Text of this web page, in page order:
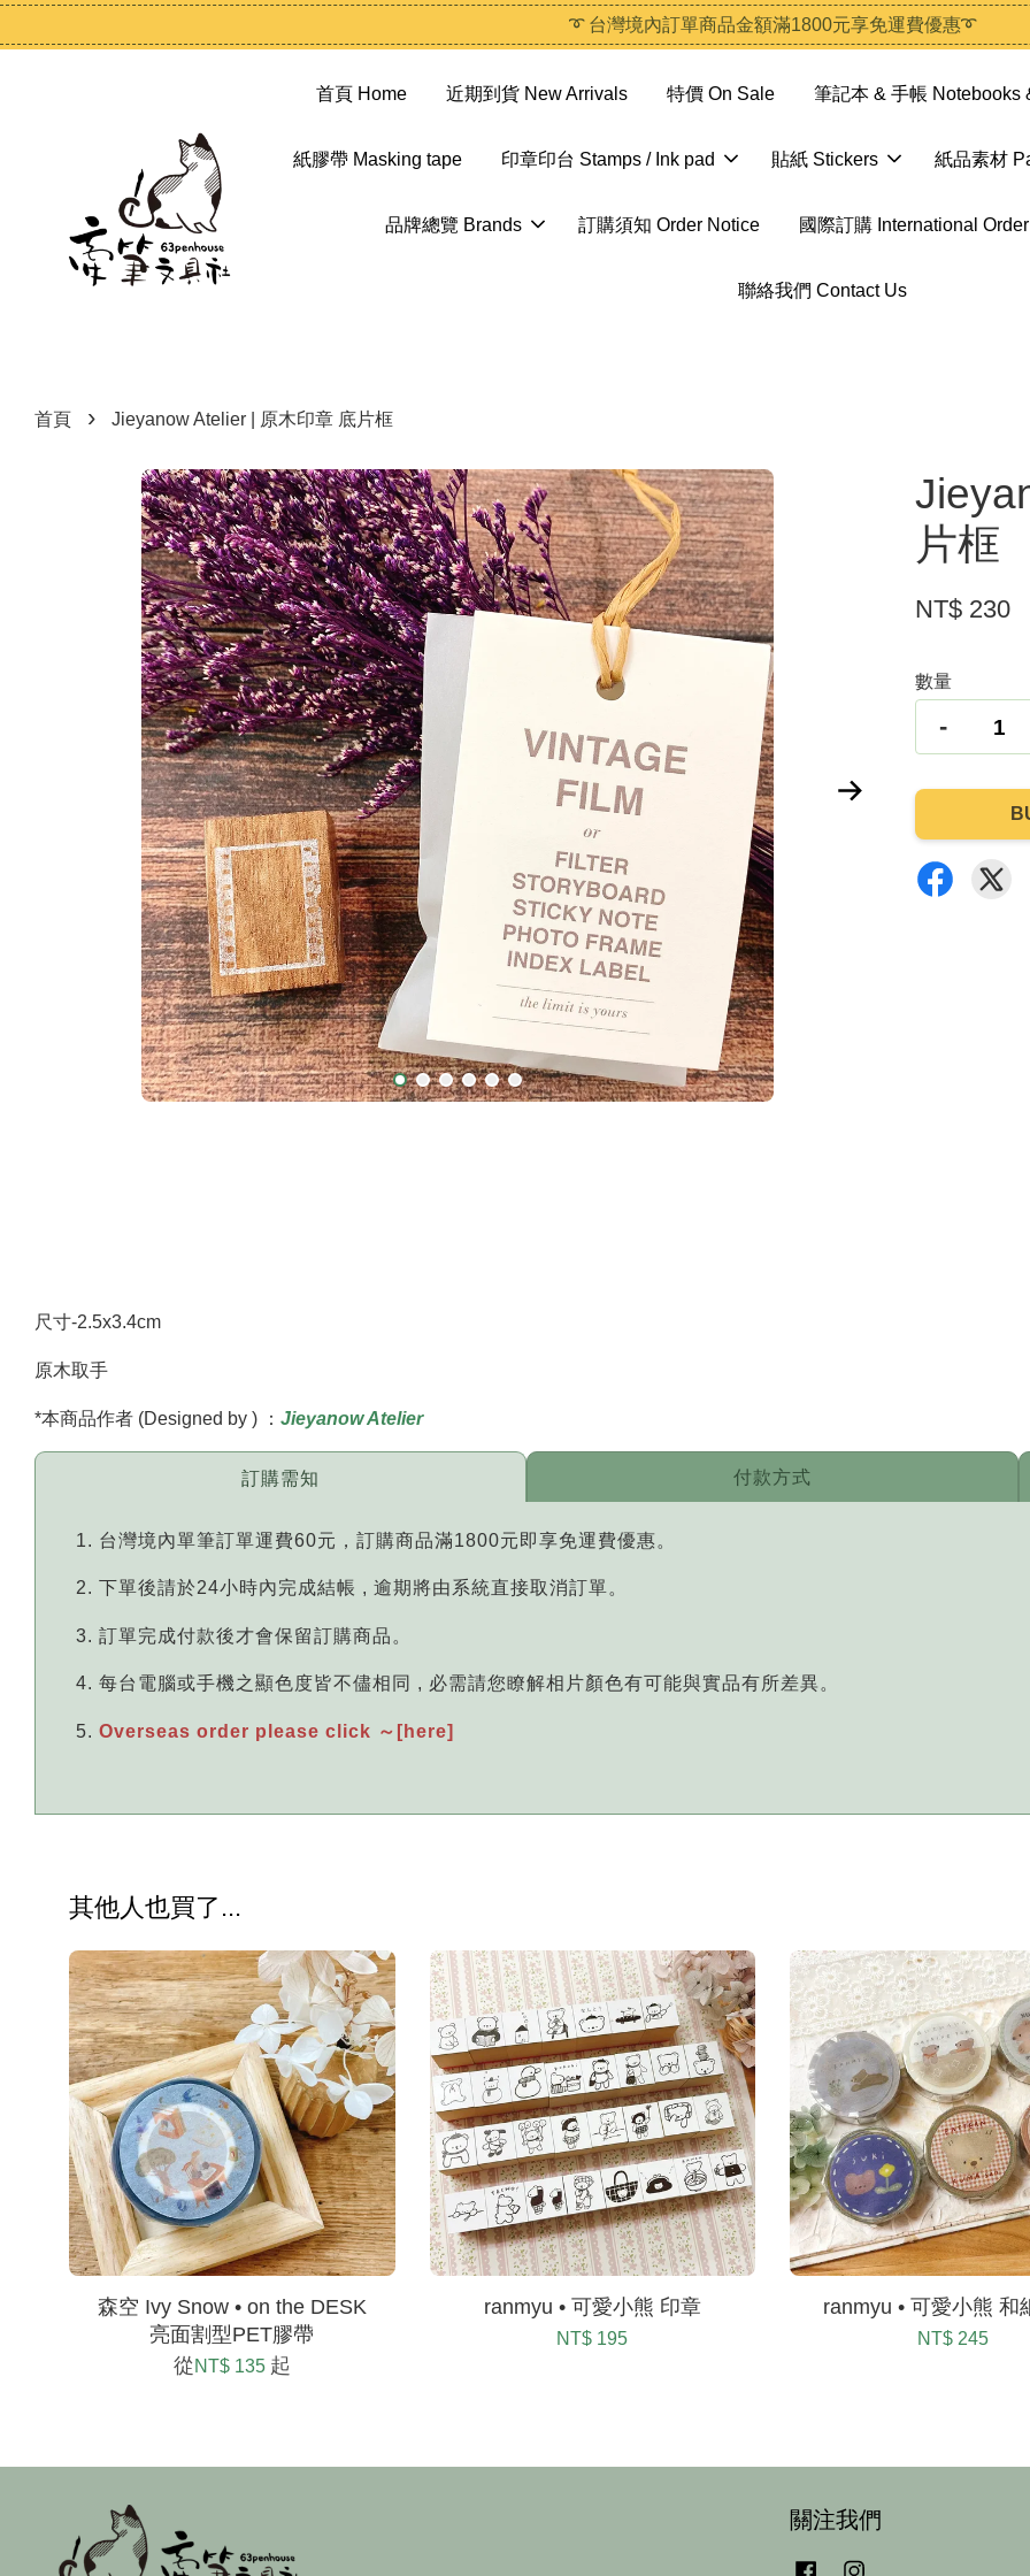
➰ 台灣境內訂單商品金額滿1800元享免運費優惠➰
首頁 Home 近期到貨 New Arrivals 特價 On Sale 筆記本 & 手帳 Notebooks
紙膠帶 Masking tape 印章印台 Stamps / Ink pad 貼紙 Stickers 紙品素材
品牌總覽 Brands 訂購須知 Order Notice 國際訂購 International Order
聯絡我們 Contact Us
首頁 › Jieyanow Atelier | 原木印章 底片框
片框
NT$ 230
數量
-
尺寸-2.5x3.4cm
原木取手
*本商品作者 (Designed by ) ： Jieyanow Atelier
訂購需知
台灣境內單筆訂單運費60元，訂購商品滿1800元即享免運費優惠。
下單後請於24小時內完成結帳 , 逾期將由系統直接取消訂單。
訂單完成付款後才會保留訂購商品。
每台電腦或手機之顯色度皆不儘相同 , 必需請您瞭解相片顏色有可能與實品有所差異。
Overseas order please click ～[here]
付款方式
其他人也買了...
森空 Ivy Snow • on the DESK
亮面割型PET膠帶
從NT$ 135 起
ranmyu • 可愛小熊 印章
NT$ 195
ranmyu • 可愛小熊 和
NT$ 245
關注我們
Facebook